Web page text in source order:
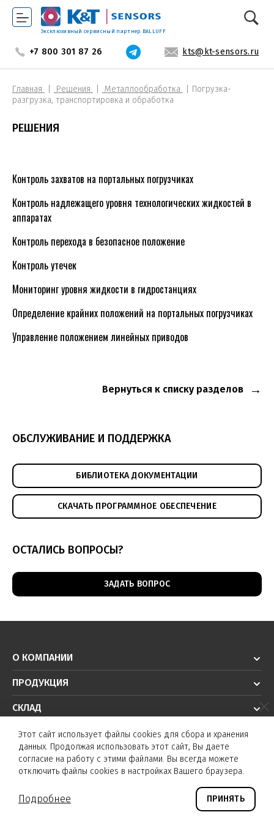
Эксклюзивный сервисный партнер BALLUFF
+7 800 301 87 26 kts@kt-sensors.ru
Главная Решения Металлообработка
Погрузка-
разгрузка, транспортировка и обработка
РЕШЕНИЯ
Контроль захватов на портальных погрузчиках
Контроль надлежащего уровня технологических жидкостей в
аппаратах
Контроль перехода в безопасное положение
Контроль утечек
Мониторинг уровня жидкости в гидростанциях
Определение крайних положений на портальных погрузчиках
Управление положением линейных приводов
Вернуться к списку разделов
ОБСЛУЖИВАНИЕ И ПОДДЕРЖКА
БИБЛИОТЕКА ДОКУМЕНТАЦИИ
СКАЧАТЬ ПРОГРАММНОЕ ОБЕСПЕЧЕНИЕ
ОСТАЛИСЬ ВОПРОСЫ?
ЗАДАТЬ ВОПРОС
О КОМПАНИИ
ПРОДУКЦИЯ
СКЛАД
РЕШЕНИЯ
ТЕХПОДДЕРЖКА
© K&T sensors 2026. Все права защищены.
©Создание сайта и дизайн «Инфодизайн»2026
Этот сайт использует файлы cookies для сбора и хранения
данных. Продолжая использовать этот сайт, Вы даете
согласие на работу с этими файлами. Вы всегда можете
отключить файлы cookies в настройках Вашего браузера.
Подробнее ПРИНЯТЬ